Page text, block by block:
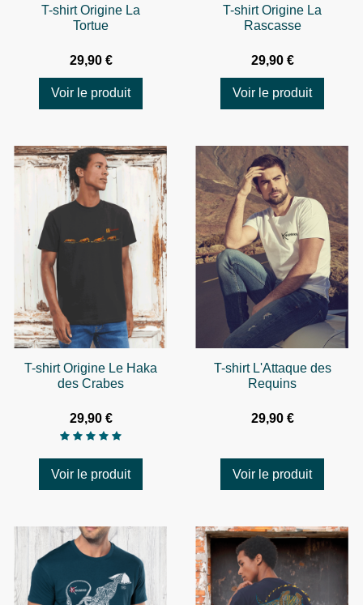
T-shirt Origine La
Tortue
29,90 €
Voir le produit
T-shirt Origine La
Rascasse
29,90 €
Voir le produit
T-shirt Origine Le Haka
des Crabes
29,90 €
Voir le produit
T-shirt L'Attaque des
Requins
29,90 €
Voir le produit